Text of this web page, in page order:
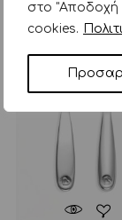
στο "Αποδοχή
cookies.